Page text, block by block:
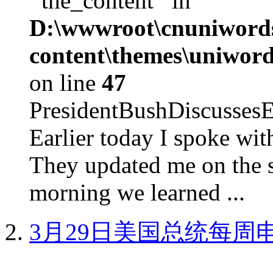
on line 47
Earlier today I spoke
They updated me on the
morning we learned ...
3月29日美国总统每周